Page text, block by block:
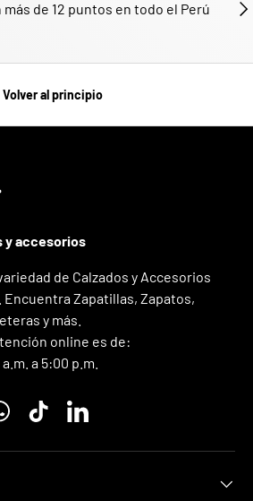
más de 12 puntos en todo el Perú
Volver al principio
y accesorios
de Calzados y Accesorios
Encuentra Zapatillas, Zapatos,
y más.
online es de:
a 5:00 p.m.
TikTokLinkedIn